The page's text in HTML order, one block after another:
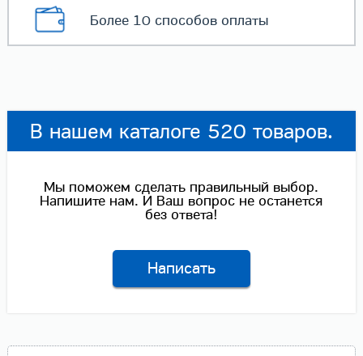
Более 10 способовоплаты
В нашем каталоге 520 товаров.
Мы поможем сделать правильный выбор.
Напишите нам. И Ваш вопрос не останется
без ответа!
Написать